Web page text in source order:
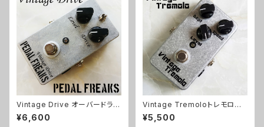
Vintage Drive オーバードライ
ブキット【PEDAL FREAKS】
¥6,600
Vintage Tremoloトレモロキッ
ト
¥5,500